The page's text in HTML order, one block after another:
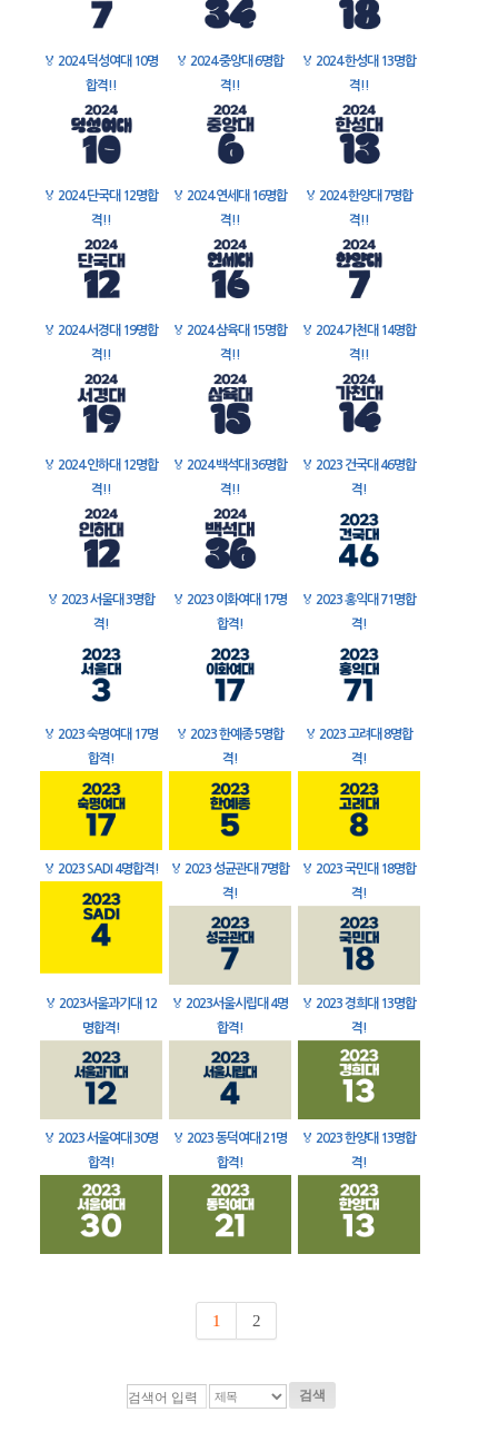
🏅 2024 덕성여대 10명
합격!!
🏅 2024 중앙대 6명합
격!!
🏅 2024 한성대 13명합
격!!
🏅 2024 단국대 12명합
격!!
🏅 2024 연세대 16명합
격!!
🏅 2024 한양대 7명합
격!!
🏅 2024 서경대 19명합
격!!
🏅 2024 삼육대 15명합
격!!
🏅 2024 가천대 14명합
격!!
🏅 2024 인하대 12명합
격!!
🏅 2024 백석대 36명합
격!!
🏅 2023 건국대 46명합
격!
🏅 2023 서울대 3명합
격!
🏅 2023 이화여대 17명
합격!
🏅 2023 홍익대 71명합
격!
🏅 2023 숙명여대 17명
합격!
🏅 2023 한예종 5명합
격!
🏅 2023 고려대 8명합
격!
🏅 2023 SADI 4명합격! 🏅 2023 성균관대 7명합
격!
🏅 2023 국민대 18명합
격!
🏅 2023서울과기대 12
명합격!
🏅 2023서울시립대 4명
합격!
🏅 2023 경희대 13명합
격!
🏅 2023 서울여대 30명
합격!
🏅 2023 동덕여대 21명
합격!
🏅 2023 한양대 13명합
격!
1 2
검색